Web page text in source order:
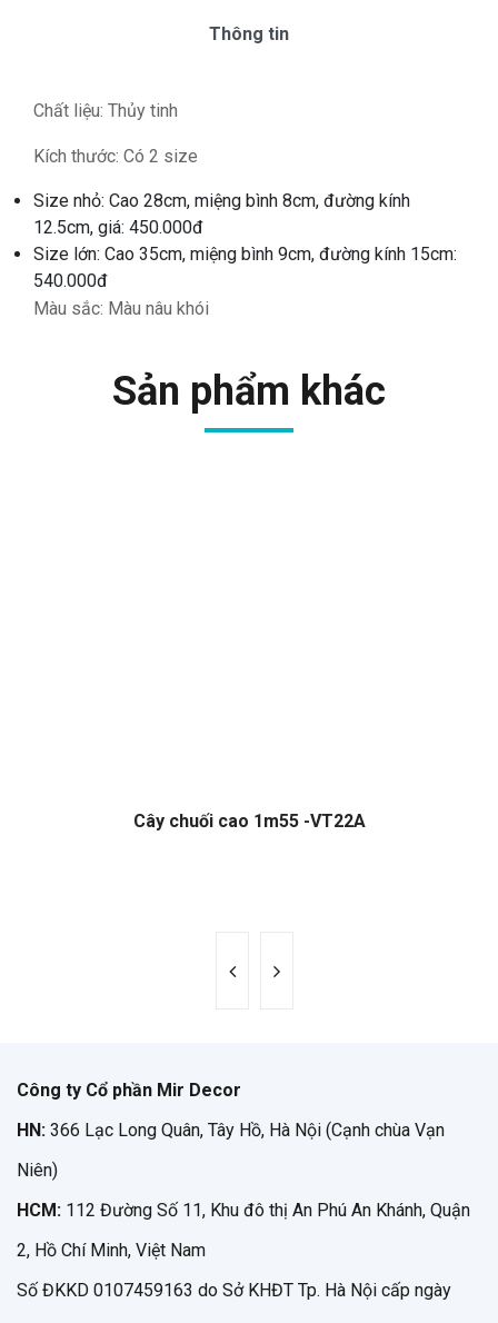
Thông tin
Chất liệu: Thủy tinh
Kích thước: Có 2 size
Size nhỏ: Cao 28cm, miệng bình 8cm, đường kính
12.5cm, giá: 450.000đ
Size lớn: Cao 35cm, miệng bình 9cm, đường kính 15cm:
540.000đ
Màu sắc: Màu nâu khói
Sản phẩm khác
Cây chuối cao 1m55 -VT22A
Công ty Cổ phần Mir Decor
HN: 366 Lạc Long Quân, Tây Hồ, Hà Nội (Cạnh chùa Vạn
Niên)
HCM: 112 Đường Số 11, Khu đô thị An Phú An Khánh, Quận
2, Hồ Chí Minh, Việt Nam
Số ĐKKD 0107459163 do Sở KHĐT Tp. Hà Nội cấp ngày